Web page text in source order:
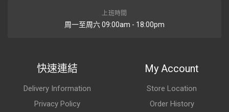
上班時間
周一至周六 09:00am - 18:00pm
快速連結
Delivery Information
Privacy Policy
My Account
Store Location
Order History